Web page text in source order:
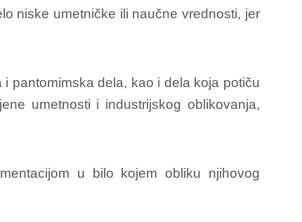
niske umetničke ili naučne vrednosti, jer
pantomimska dela, kao i dela koja potiču
umetnosti i industrijskog oblikovanja,
u bilo kojem obliku njihovog